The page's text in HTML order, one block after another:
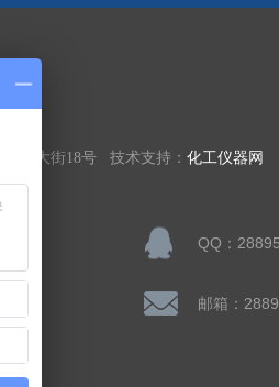
旋大街18号 技术支持： 化工仪器网
QQ：
邮箱：